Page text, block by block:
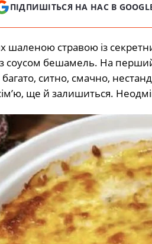
ПІДПИШІТЬСЯ НА НАС В
шаленою стравою із
соусом бешамель. На
багато, ситно, смачно,
ще й залишиться.